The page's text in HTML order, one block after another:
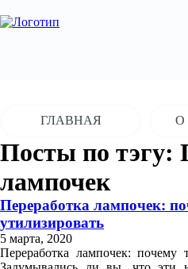
ГЛАВНАЯ О
Посты по тэгу:
лампочек
Переработка лампочек:
утилизировать
5 марта, 2020
Переработка лампочек: почему